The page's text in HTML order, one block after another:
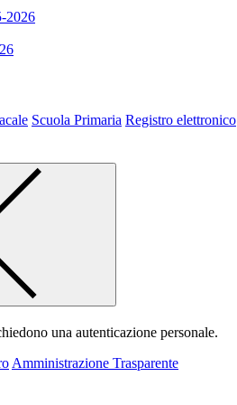
2026
Scuola Primaria Registro elettronico
una autenticazione personale.
Amministrazione Trasparente